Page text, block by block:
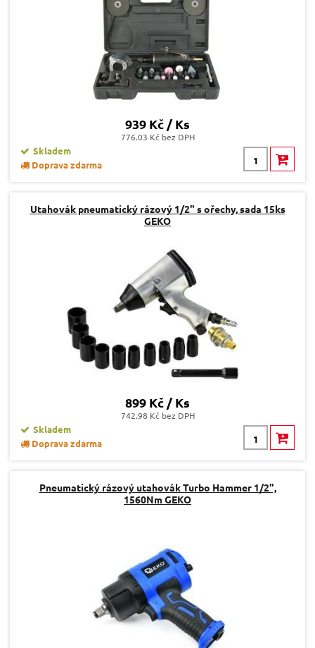
939 Kč / Ks
776.03 Kč bez DPH
Skladem
Doprava zdarma
Utahovák pneumatický rázový 1/2" s ořechy, sada 15ks
GEKO
899 Kč / Ks
742.98 Kč bez DPH
Skladem
Doprava zdarma
Pneumatický rázový utahovák Turbo Hammer 1/2",
1560Nm GEKO